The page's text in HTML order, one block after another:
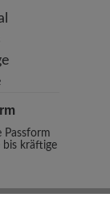
bis kräftige